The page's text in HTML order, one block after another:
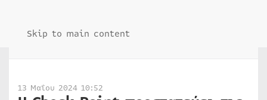
Skip to main content
13 Μαΐου 2024 10:52